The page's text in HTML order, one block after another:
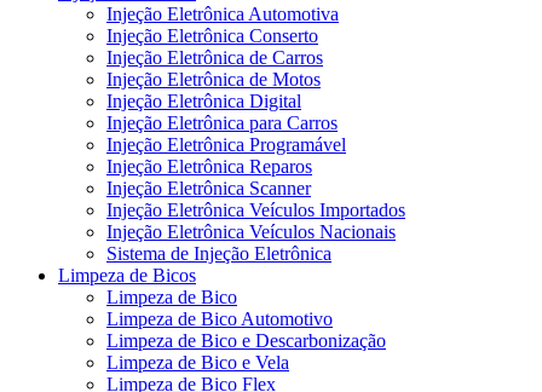
Injeção Eletrônica Automotiva
Injeção Eletrônica Conserto
Injeção Eletrônica de Carros
Injeção Eletrônica de Motos
Injeção Eletrônica Digital
Injeção Eletrônica para Carros
Injeção Eletrônica Programável
Injeção Eletrônica Reparos
Injeção Eletrônica Scanner
Injeção Eletrônica Veículos Importados
Injeção Eletrônica Veículos Nacionais
Sistema de Injeção Eletrônica
Limpeza de Bicos
Limpeza de Bico
Limpeza de Bico Automotivo
Limpeza de Bico e Descarbonização
Limpeza de Bico e Vela
Limpeza de Bico Flex